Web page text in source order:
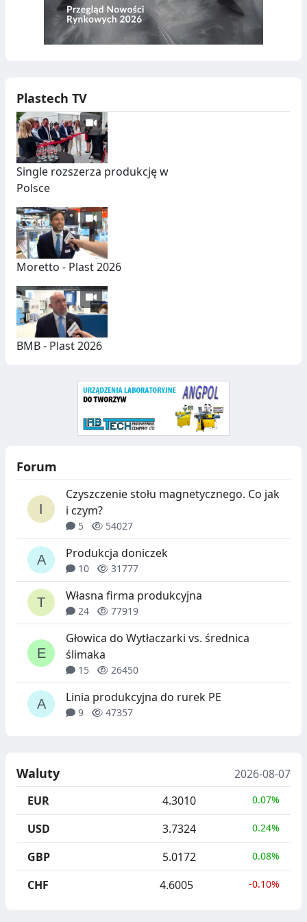
Y
W
T
U
C
Z
N
Y
C
H
P
A
W
Plastech TV
Single rozszerza produkcję w
Polsce
Moretto - Plast 2026
BMB - Plast 2026
Forum
Czyszczenie stołu magnetycznego. Co jak
i czym?
5 54027
Produkcja doniczek
10 31777
Własna firma produkcyjna
24 77919
Głowica do Wytłaczarki vs. średnica
ślimaka
15 26450
Linia produkcyjna do rurek PE
9 47357
Waluty
2026-08-07
EUR
4.3010 0.07%
USD 3.7324 0.24%
GBP 5.0172 0.08%
CHF 4.6005 -0.10%